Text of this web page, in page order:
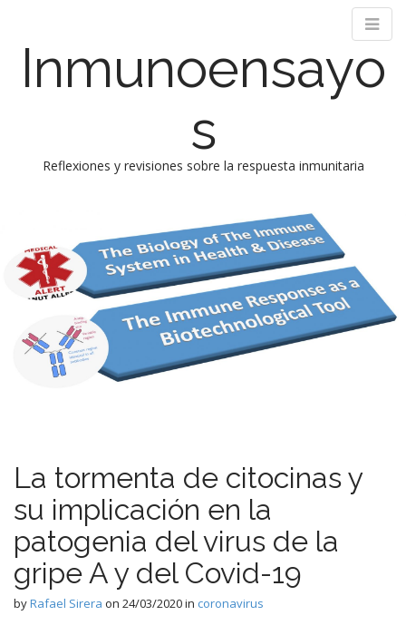
Inmunoensayo
s
Reflexiones y revisiones sobre la respuesta inmunitaria
n
m
n
p
t
o
La tormenta de citocinas y
su implicación en la
patogenia del virus de la
gripe A y del Covid-19
byRafael Sirera on 24/03/2020in coronavirus